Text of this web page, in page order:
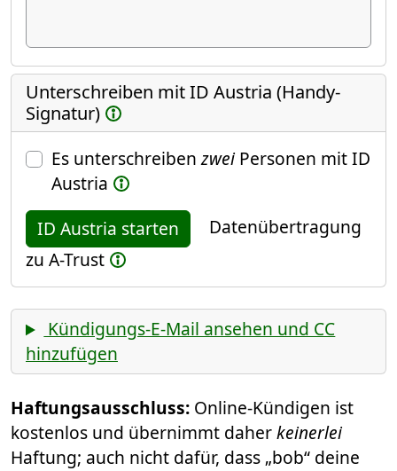
Unterschreiben mit ID Austria (Handy-
Signatur)
Es unterschreibenzweiPersonen mit ID
Austria
ID Austria starten
Datenübertragung
zu A-Trust
Kündigungs-E-Mail ansehen und CC
hinzufügen
Haftungsausschluss: Online-Kündigen ist
kostenlos und übernimmt daherkeinerlei
Haftung; auch nicht dafür, dass „bob“ deine